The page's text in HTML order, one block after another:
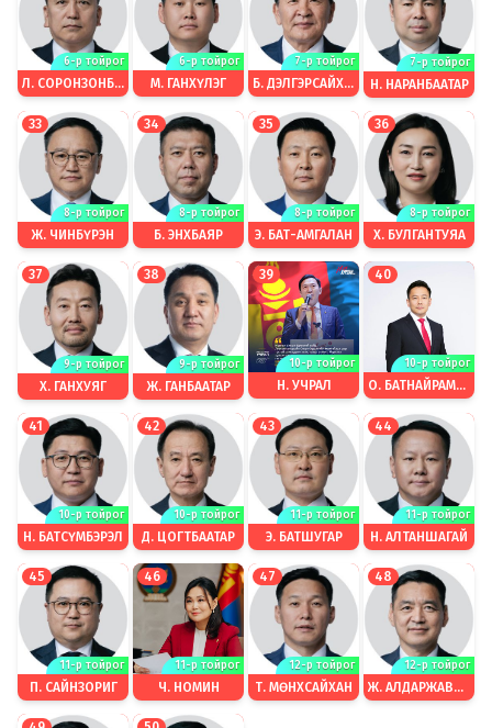
6-р тойрог
Л. СОРОНЗОНБОЛД
6-р тойрог
М. ГАНХҮЛЭГ
7-р тойрог
Б. ДЭЛГЭРСАЙХАН
7-р тойрог
Н. НАРАНБААТАР
33
8-р тойрог
Ж. ЧИНБҮРЭН
34
8-р тойрог
Б. ЭНХБАЯР
35
8-р тойрог
Э. БАТ-АМГАЛАН
36
8-р тойрог
Х. БУЛГАНТУЯА
37
9-р тойрог
Х. ГАНХУЯГ
38
9-р тойрог
Ж. ГАНБААТАР
39
10-р тойрог
Н. УЧРАЛ
40
10-р тойрог
О. БАТНАЙРАМДАЛ
41
10-р тойрог
Н. БАТСҮМБЭРЭЛ
42
10-р тойрог
Д. ЦОГТБААТАР
43
11-р тойрог
Э. БАТШУГАР
44
11-р тойрог
Н. АЛТАНШАГАЙ
45
11-р тойрог
П. САЙНЗОРИГ
46
11-р тойрог
Ч. НОМИН
47
12-р тойрог
Т. МӨНХСАЙХАН
48
12-р тойрог
Ж. АЛДАРЖАВХЛАН